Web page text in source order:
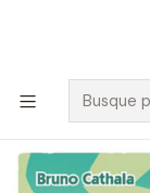
🚀 ¡Despachamos
$100.000 y a RM
Inicio Juegos